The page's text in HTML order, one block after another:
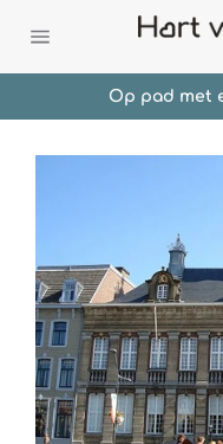
naar
content
Op pad met